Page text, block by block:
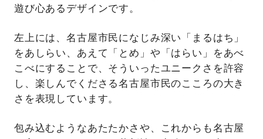
遊び心あるデザインです。
左上には、名古屋市民になじみ深い「まるはち」
をあしらい、あえて「とめ」や「はらい」をあべ
こべにすることで、そういったユニークさを許容
し、楽しんでくださる名古屋市民のこころの大き
さを表現しています。
包み込むようなあたたかさや、これからも名古屋